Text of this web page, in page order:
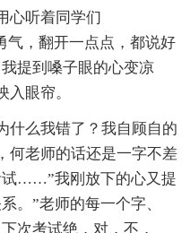
心听着同学们
气，翻开一点点，都说好
提到嗓子眼的心变凉
入眼帘。
什么我错了？我自顾自的
何老师的话还是一字不差
试……”我刚放下的心又提
。”老师的每一个字、
次考试绝，对，不，